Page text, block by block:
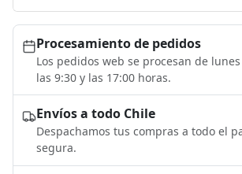
Procesamiento de pedidos
Los pedidos web se procesan de
las 9:30 y las 17:00 horas.
Envíos a todo Chile
Despachamos tus compras a todo el
segura.